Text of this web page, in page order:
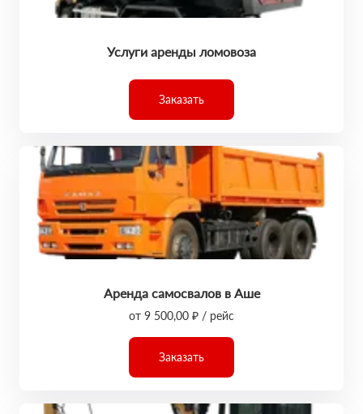
Услуги аренды ломовоза
Заказать
Аренда самосвалов в Аше
от 9 500,00 ₽ / рейс
Заказать